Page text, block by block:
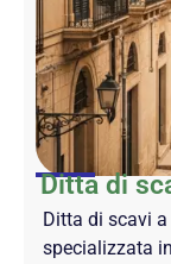
Ditta di
Ditta di scavi
specializzata